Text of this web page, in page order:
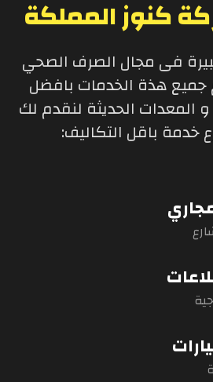
كنوز المملكة
فى مجال الصرف الصحي
جميع هذة الخدمات بافضل
المعدات الحديثة لنقدم لك
باقل التكاليف: